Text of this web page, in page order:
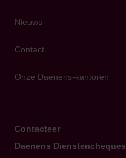
Nieuws
Contact
Onze Daenens-kantoren
Contacteer
Daenens Dienstencheques